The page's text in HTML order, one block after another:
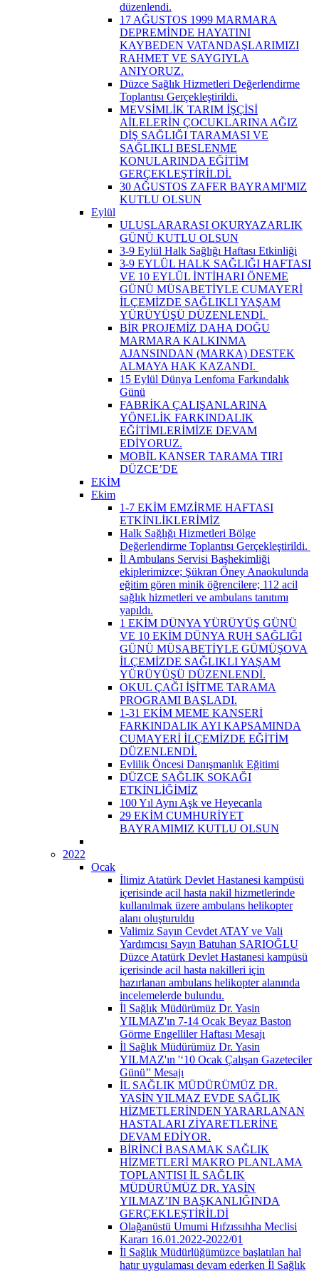
düzenlendi.
17 AĞUSTOS 1999 MARMARA
DEPREMİNDE HAYATINI
KAYBEDEN VATANDAŞLARIMIZI
RAHMET VE SAYGIYLA
ANIYORUZ.
Düzce Sağlık Hizmetleri Değerlendirme
Toplantısı Gerçekleştirildi.
MEVSİMLİK TARIM İŞÇİSİ
AİLELERİN ÇOCUKLARINA AĞIZ
DİŞ SAĞLIĞI TARAMASI VE
SAĞLIKLI BESLENME
KONULARINDA EĞİTİM
GERÇEKLEŞTİRİLDİ.
30 AĞUSTOS ZAFER BAYRAMI'MIZ
KUTLU OLSUN
Eylül
ULUSLARARASI OKURYAZARLIK
GÜNÜ KUTLU OLSUN
3-9 Eylül Halk Sağlığı Haftası Etkinliği
3-9 EYLÜL HALK SAĞLIĞI HAFTASI
VE 10 EYLÜL İNTİHARI ÖNEME
GÜNÜ MÜSABETİYLE CUMAYERİ
İLÇEMİZDE SAĞLIKLI YAŞAM
YÜRÜYÜŞÜ DÜZENLENDİ. ​
BİR PROJEMİZ DAHA DOĞU
MARMARA KALKINMA
AJANSINDAN (MARKA) DESTEK
ALMAYA HAK KAZANDI. ​
15 Eylül Dünya Lenfoma Farkındalık
Günü
FABRİKA ÇALIŞANLARINA
YÖNELİK FARKINDALIK
EĞİTİMLERİMİZE DEVAM
EDİYORUZ.
MOBİL KANSER TARAMA TIRI
DÜZCE’DE
EKİM
Ekim
1-7 EKİM EMZİRME HAFTASI
ETKİNLİKLERİMİZ
Halk Sağlığı Hizmetleri Bölge
Değerlendirme Toplantısı Gerçekleştirildi. ​
İl Ambulans Servisi Başhekimliği
ekiplerimizce; Şükran Öney Anaokulunda
eğitim gören minik öğrencilere; 112 acil
sağlık hizmetleri ve ambulans tanıtımı
yapıldı.
1 EKİM DÜNYA YÜRÜYÜŞ GÜNÜ
VE 10 EKİM DÜNYA RUH SAĞLIĞI
GÜNÜ MÜSABETİYLE GÜMÜŞOVA
İLÇEMİZDE SAĞLIKLI YAŞAM
YÜRÜYÜŞÜ DÜZENLENDİ.
OKUL ÇAĞI İŞİTME TARAMA
PROGRAMI BAŞLADI.
1-31 EKİM MEME KANSERİ
FARKINDALIK AYI KAPSAMINDA
CUMAYERİ İLÇEMİZDE EĞİTİM
DÜZENLENDİ.
Evlilik Öncesi Danışmanlık Eğitimi
DÜZCE SAĞLIK SOKAĞI
ETKİNLİĞİMİZ
100 Yıl Aynı Aşk ve Heyecanla
29 EKİM CUMHURİYET
BAYRAMIMIZ KUTLU OLSUN
2022
Ocak
İlimiz Atatürk Devlet Hastanesi kampüsü
içerisinde acil hasta nakil hizmetlerinde
kullanılmak üzere ambulans helikopter
alanı oluşturuldu
Valimiz Sayın Cevdet ATAY ve Vali
Yardımcısı Sayın Batuhan SARIOĞLU
Düzce Atatürk Devlet Hastanesi kampüsü
içerisinde acil hasta nakilleri için
hazırlanan ambulans helikopter alanında
incelemelerde bulundu.
İl Sağlık Müdürümüz Dr. Yasin
YILMAZ'ın 7-14 Ocak Beyaz Baston
Görme Engelliler Haftası Mesajı
İl Sağlık Müdürümüz Dr. Yasin
YILMAZ'ın '‘10 Ocak Çalışan Gazeteciler
Günü’' Mesajı
İL SAĞLIK MÜDÜRÜMÜZ DR.
YASİN YILMAZ EVDE SAĞLIK
HİZMETLERİNDEN YARARLANAN
HASTALARI ZİYARETLERİNE
DEVAM EDİYOR.
BİRİNCİ BASAMAK SAĞLIK
HİZMETLERİ MAKRO PLANLAMA
TOPLANTISI İL SAĞLIK
MÜDÜRÜMÜZ DR. YASİN
YILMAZ’IN BAŞKANLIĞINDA
GERÇEKLEŞTİRİLDİ
Olağanüstü Umumi Hıfzıssıhha Meclisi
Kararı 16.01.2022-2022/01
İl Sağlık Müdürlüğümüzce başlatılan hal
hatır uygulaması devam ederken İl Sağlık